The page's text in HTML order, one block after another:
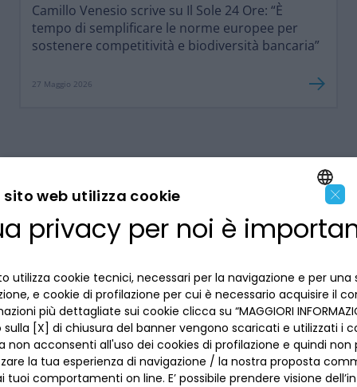
Camillo Venesio scrive su Il Sole 24 Ore: “È
tempo di semplificare le norme europee per
sostenere competitività e biodiversità bancaria”
27 Maggio 2026
LA BANCA
Dove siamo
Lavora con noi
INFORMAZIONI PER IL CLIENTE
Privacy
La tua scelta sui cookies
Informativa al pubblico
ACCESSIBILITÀ E APP
SEGUICI SUI SOCIAL
ENGLISH
×
sito web utilizza cookie
privacy per noi è
utilizza cookie tecnici, necessari per la navigazione e per una
e cookie di profilazione per cui è necessario acquisire il
più dettagliate sui cookie clicca su “MAGGIORI
[X] di chiusura del banner vengono scaricati e utilizzati i
non acconsenti all'uso dei cookies di profilazione e quindi non
la tua esperienza di navigazione / la nostra proposta
tuoi comportamenti on line. E’ possibile prendere visione